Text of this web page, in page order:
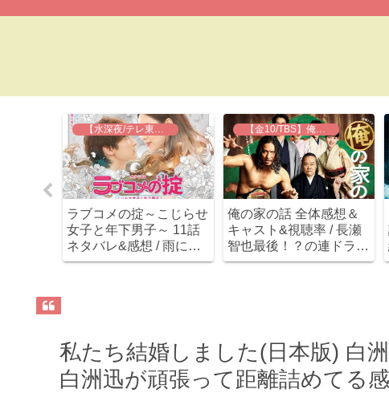
【水深夜/テレ東】ラブコメの掟
ラブコメの掟～こじらせ
女子と年下男子～ 11話
ネタバレ&感想 / 雨に濡
れた子犬男子小関裕太！
【金10/TBS】俺の家の話
俺の家の話 全体感想＆
キャスト&視聴率 / 長瀬
智也最後！？の連ドラ。
淋しいけど観るしかな
私たち結婚しました(日本版) 白
白洲迅が頑張って距離詰めてる